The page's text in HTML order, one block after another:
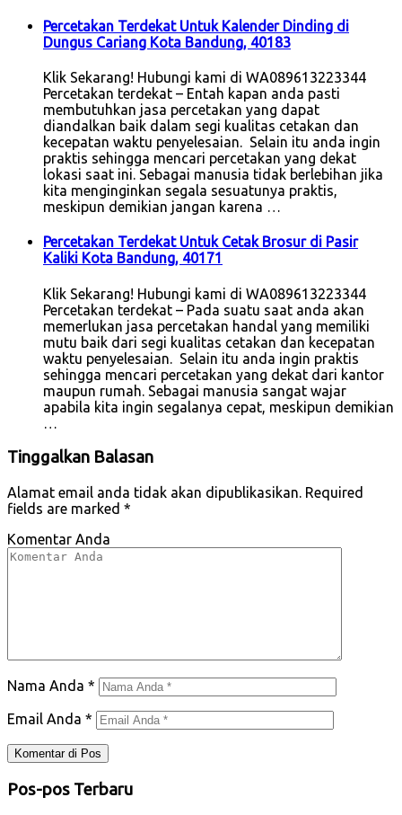
Percetakan Terdekat Untuk Kalender Dinding di
Dungus Cariang Kota Bandung, 40183
Klik Sekarang! Hubungi kami di WA089613223344
Percetakan terdekat – Entah kapan anda pasti
membutuhkan jasa percetakan yang dapat
diandalkan baik dalam segi kualitas cetakan dan
kecepatan waktu penyelesaian. Selain itu anda ingin
praktis sehingga mencari percetakan yang dekat
lokasi saat ini. Sebagai manusia tidak berlebihan jika
kita menginginkan segala sesuatunya praktis,
meskipun demikian jangan karena …
Percetakan Terdekat Untuk Cetak Brosur di Pasir
Kaliki Kota Bandung, 40171
Klik Sekarang! Hubungi kami di WA089613223344
Percetakan terdekat – Pada suatu saat anda akan
memerlukan jasa percetakan handal yang memiliki
mutu baik dari segi kualitas cetakan dan kecepatan
waktu penyelesaian. Selain itu anda ingin praktis
sehingga mencari percetakan yang dekat dari kantor
maupun rumah. Sebagai manusia sangat wajar
apabila kita ingin segalanya cepat, meskipun demikian
…
Tinggalkan Balasan
Alamat email anda tidak akan dipublikasikan. Required
fields are marked *
Komentar Anda
Nama Anda *
Email Anda *
Pos-pos Terbaru